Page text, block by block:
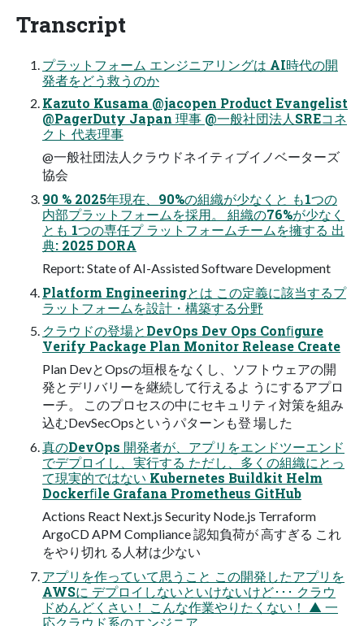
Transcript
プラットフォーム エンジニアリングは AI時代の開
発者をどう救うのか
Kazuto Kusama @jacopen Product Evangelist
@PagerDuty Japan 理事 @一般社団法人SREコネ
クト 代表理事
@一般社団法人クラウドネイティブイノベーターズ
協会
90 % 2025年現在、90%の組織が少なくと も1つの
内部プラットフォームを採用。 組織の76%が少なく
とも 1つの専任プ ラットフォームチームを擁する 出
典: 2025 DORA
Report: State of AI-Assisted Software Development
Platform Engineeringとは この定義に該当するプ
ラットフォームを設計・構築する分野
クラウドの登場とDevOps Dev Ops Conﬁgure
Verify Package Plan Monitor Release Create
Plan DevとOpsの垣根をなくし、ソフトウェアの開
発とデリバリーを継続して行えるよ うにするアプロ
ーチ。 このプロセスの中にセキュリティ対策を組み
込むDevSecOpsというパターンも登 場した
真のDevOps 開発者が、アプリをエンドツーエンド
でデプロイし、実行する ただし、多くの組織にとっ
て現実的ではない Kubernetes Buildkit Helm
Dockerﬁle Grafana Prometheus GitHub
Actions React Next.js Security Node.js Terraform
ArgoCD APM Compliance 認知負荷が 高すぎる これ
をやり切れ る人材は少ない
アプリを作っていて思うこと この開発したアプリを
AWSに デプロイしないといけないけど･･･ クラウ
ドめんどくさい！ こんな作業やりたくない！ ▲ 一
応クラウド系のエンジニア